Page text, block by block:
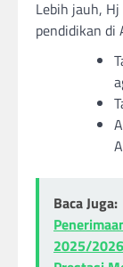
Lebih jauh,
pendidikan
Baca Juga:
2025/